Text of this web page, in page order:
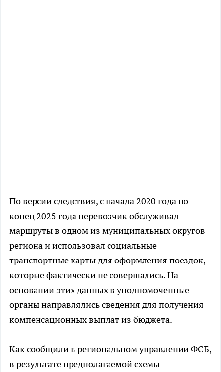
По версии следствия, с начала 2020 года по
конец 2025 года перевозчик обслуживал
маршруты в одном из муниципальных округов
региона и использовал социальные
транспортные карты для оформления поездок,
которые фактически не совершались. На
основании этих данных в уполномоченные
органы направлялись сведения для получения
компенсационных выплат из бюджета.
Как сообщили в региональном управлении ФСБ,
в результате предполагаемой схемы